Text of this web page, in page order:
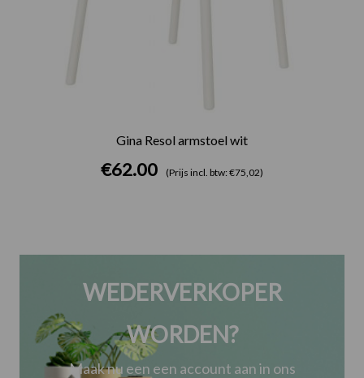
Gina Resol armstoel wit
€62.00 (Prijs incl. btw: €75,02)
WEDERVERKOPER
WORDEN?
Maak nu een een account aan in ons